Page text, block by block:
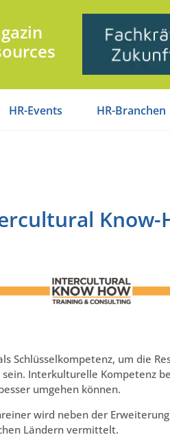
HR-Events HR-Branchen
Know-
Schlüsselkompetenz, um die
Interkulturelle Kompetenz
umgehen können.
wird neben der
Ländern vermittelt.